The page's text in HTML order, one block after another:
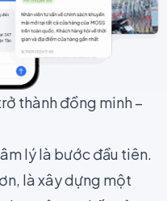
thành đồng minh –
lý là bước đầu tiên.
là xây dựng một